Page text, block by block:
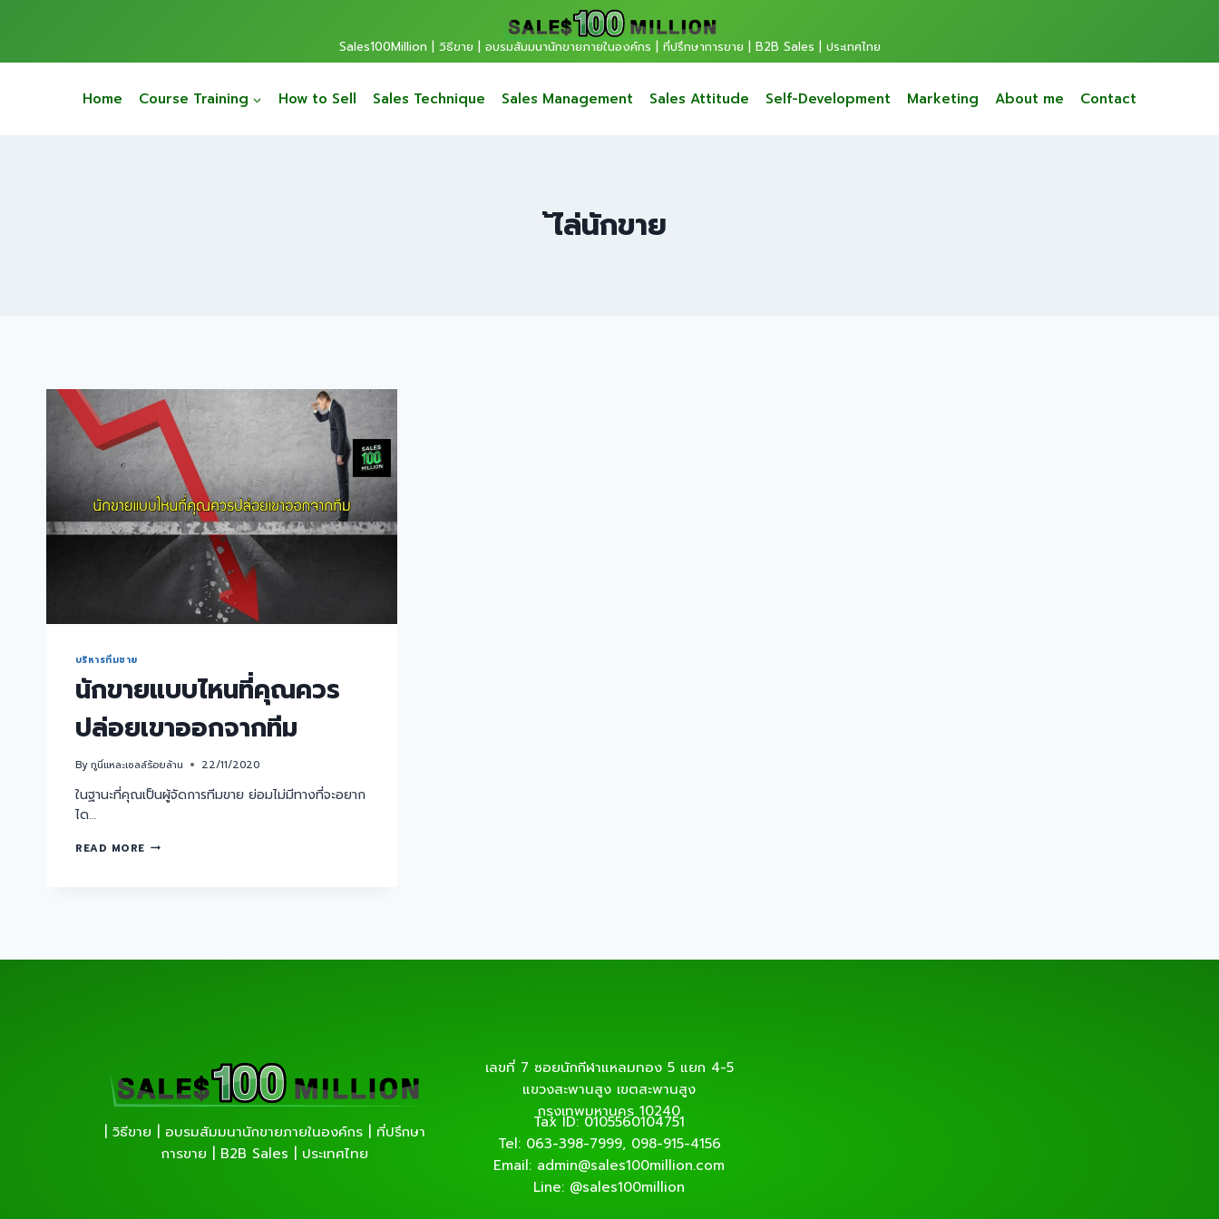
Sales100Million | วิธีขาย | อบรมสัมมนานักขายภายในองค์กร | ที่ปรึกษาการขาย | B2B Sales | ประเทศไทย
Home Course Training How to Sell Sales Technique Sales Management Sales Attitude Self-Development Marketing About me Contact
้ไล่นักขาย
บริหารทีมขาย
นักขายแบบไหนที่คุณควร
ปล่อยเขาออกจากทีม
Byกูนี่แหละเซลล์ร้อยล้าน 22/11/2020
ในฐานะที่คุณเป็นผู้จัดการทีมขาย ย่อมไม่มีทางที่จะอยาก
ได…
READ MORE
| วิธีขาย | อบรมสัมมนานักขายภายในองค์กร | ที่ปรึกษา
การขาย | B2B Sales | ประเทศไทย
เลขที่ 7 ซอยนักกีฬาแหลมทอง 5 แยก 4-5
แขวงสะพานสูง เขตสะพานสูง
กรุงเทพมหานคร 10240
Tax ID: 0105560104751
Tel: 063-398-7999, 098-915-4156
Email: admin@sales100million.com
Line: @sales100million